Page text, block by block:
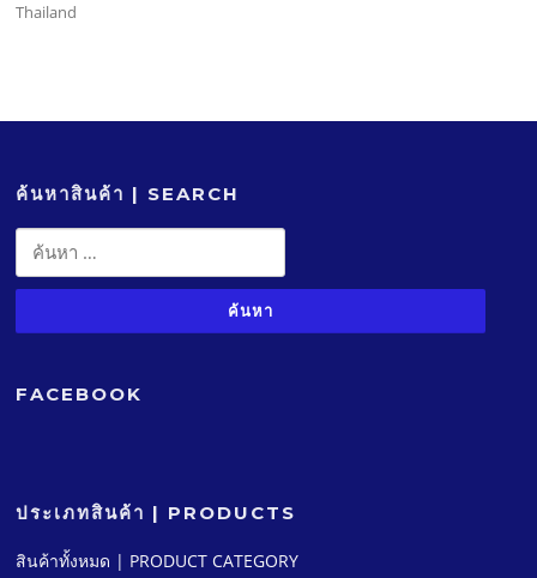
Thailand
ค้นหาสินค้า | SEARCH
ค้นหา
FACEBOOK
ประเภทสินค้า | PRODUCTS
สินค้าทั้งหมด | PRODUCT CATEGORY